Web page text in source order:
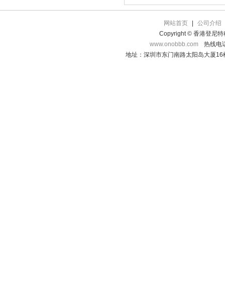
网站首页
公司介绍
Copyright © 香港登尼特
www.onobbb.com
热线电
地址：深圳市东门南路太阳岛大厦